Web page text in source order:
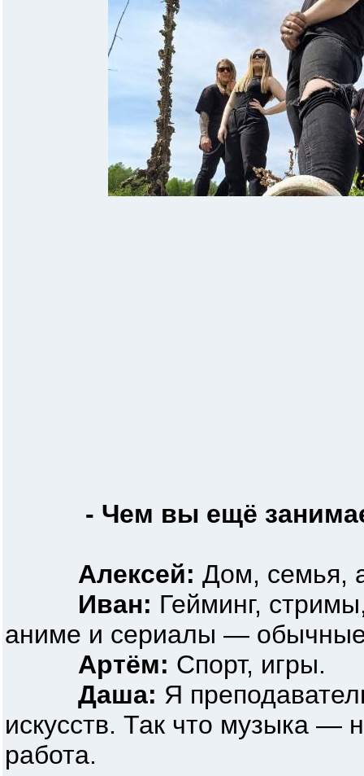
- Чем вы ещё
Алексей: Дом, семья,
Иван: Гейминг,
аниме и сериалы —
Артём: Спорт, игры.
Даша: Я
искусств. Так что музыка —
работа.